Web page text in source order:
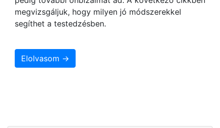
megvizsgáljuk, hogy milyen jó módszerekkel
segíthet a testedzésben.
Elolvasom →